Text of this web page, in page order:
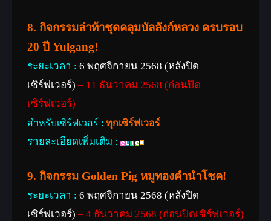
8. กิจกรรมล่าท้าชุดคลุมบัลลังก์หลวง ครบรอบ
20 ปี Yulgang!
ระยะเวลา : 6 พฤศจิกายน 2568 (หลังปิด
เซิร์ฟเวอร์) – 11 ธันวาคม 2568 (ก่อนปิด
เซิร์ฟเวอร์)
สำหรับเซิร์ฟเวอร์ : ทุกเซิร์ฟเวอร์
รายละเอียดเพิ่มเติม :
9. กิจกรรม Golden Pig หมูทองคำนำโชค!
ระยะเวลา : 6 พฤศจิกายน 2568 (หลังปิด
เซิร์ฟเวอร์) – 4 ธันวาคม 2568 (ก่อนปิดเซิร์ฟเวอร์)